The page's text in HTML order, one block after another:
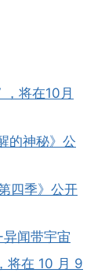
将在10月
的神秘》公
四季》公开
闻带宇宙
将在 10 月 9